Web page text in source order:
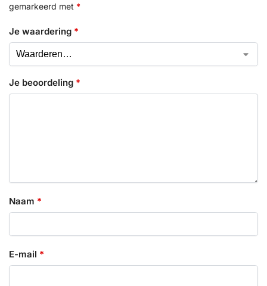
gemarkeerd met *
Je waardering *
Je beoordeling *
Naam *
E-mail *